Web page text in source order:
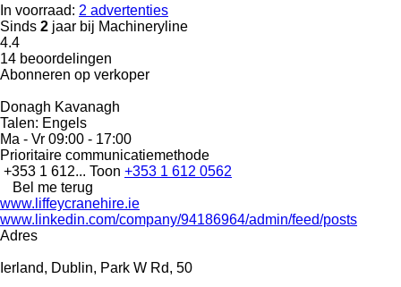
In voorraad: 2 advertenties
Sinds 2 jaar bij Machineryline
4.4
14 beoordelingen
Abonneren op verkoper
Donagh Kavanagh
Talen: Engels
Ma - Vr 09:00 - 17:00
Prioritaire communicatiemethode
+353 1 612... Toon +353 1 612 0562
Bel me terug
www.liffeycranehire.ie
www.linkedin.com/company/94186964/admin/feed/posts
Adres
Ierland, Dublin, Park W Rd, 50